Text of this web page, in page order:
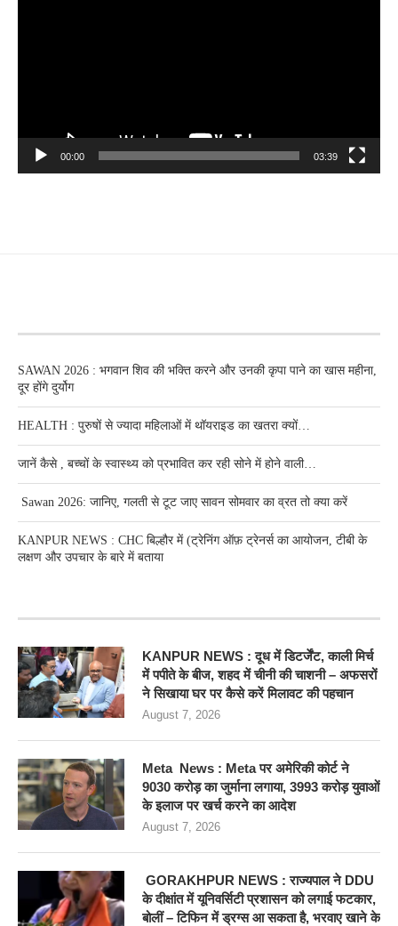
00:00 03:39
SAWAN 2026 : भगवान शिव की भक्ति करने और उनकी कृपा पाने का खास महीना,
दूर होंगे दुर्योग
HEALTH : पुरुषों से ज्यादा महिलाओं में थॉयराइड का खतरा क्यों…
जानें कैसे , बच्चों के स्वास्थ्य को प्रभावित कर रही सोने में होने वाली…
Sawan 2026: जानिए, गलती से टूट जाए सावन सोमवार का व्रत तो क्या करें
KANPUR NEWS : CHC बिल्हौर में (ट्रेनिंग ऑफ़ ट्रेनर्स का आयोजन, टीबी के
लक्षण और उपचार के बारे में बताया
KANPUR NEWS : दूध में डिटर्जेंट, काली मिर्च
में पपीते के बीज, शहद में चीनी की चाशनी – अफसरों
ने सिखाया घर पर कैसे करें मिलावट की पहचान
August 7, 2026
Meta News : Meta पर अमेरिकी कोर्ट ने
9030 करोड़ का जुर्माना लगाया, 3993 करोड़ युवाओं
के इलाज पर खर्च करने का आदेश
August 7, 2026
GORAKHPUR NEWS : राज्यपाल ने DDU
के दीक्षांत में यूनिवर्सिटी प्रशासन को लगाई फटकार,
बोलीं – टिफिन में ड्रग्स आ सकता है, भरवाए खाने के